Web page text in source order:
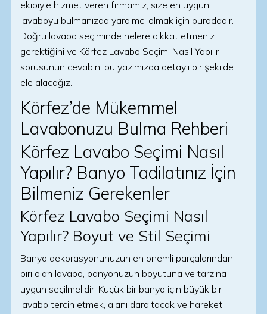
ekibiyle hizmet veren firmamız, size en uygun
lavaboyu bulmanızda yardımcı olmak için buradadır.
Doğru lavabo seçiminde nelere dikkat etmeniz
gerektiğini ve Körfez Lavabo Seçimi Nasıl Yapılır
sorusunun cevabını bu yazımızda detaylı bir şekilde
ele alacağız.
Körfez’de Mükemmel
Lavabonuzu Bulma Rehberi
Körfez Lavabo Seçimi Nasıl
Yapılır? Banyo Tadilatınız İçin
Bilmeniz Gerekenler
Körfez Lavabo Seçimi Nasıl
Yapılır? Boyut ve Stil Seçimi
Banyo dekorasyonunuzun en önemli parçalarından
biri olan lavabo, banyonuzun boyutuna ve tarzına
uygun seçilmelidir. Küçük bir banyo için büyük bir
lavabo tercih etmek, alanı daraltacak ve hareket